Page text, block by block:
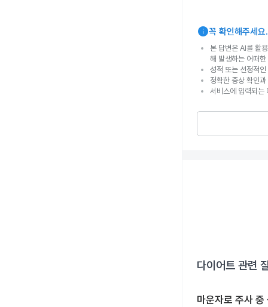
info꼭 확인해주세요.
본 답변은 AI를 활
해 발생하는 어떠
성적 또는 선정적
정확한 증상 확인
서비스에 입력되
다이어트 관련
마운자로 주사